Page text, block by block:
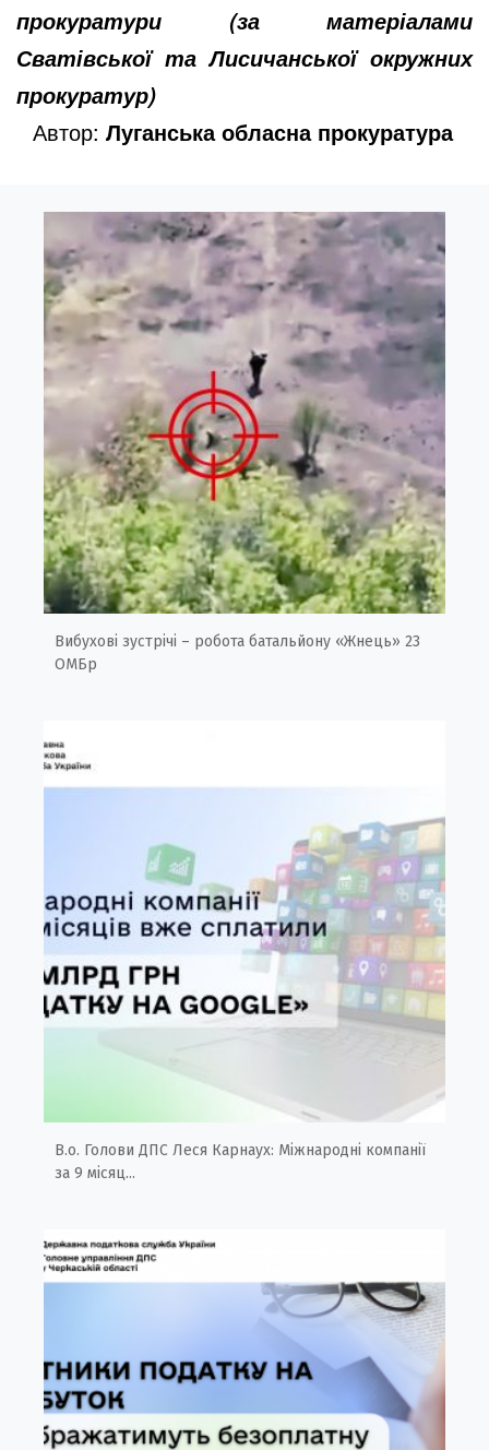
прокуратури (за матеріалами
Сватівської та Лисичанської окружних
прокуратур)
Автор: Луганська обласна прокуратура
Вибухові зустрічі – робота батальйону «Жнець» 23
ОМБр
В.о. Голови ДПС Леся Карнаух: Міжнародні компанії
за 9 місяц...